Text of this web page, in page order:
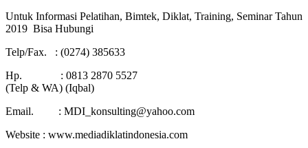
Untuk Informasi Pelatihan, Bimtek, Diklat, Training, Seminar Tahun
2019 Bisa Hubungi
Telp/Fax. : (0274) 385633
Hp. : 0813 2870 5527
(Telp & WA) (Iqbal)
Email. : MDI_konsulting@yahoo.com
Website : www.mediadiklatindonesia.com